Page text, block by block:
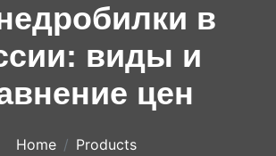
в
виды и
цен
Home
Products